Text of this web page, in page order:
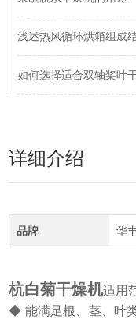
浅述热风循环烘箱组成
详细介绍
品牌 华
杭白菊干燥机适用
◆ 能满足根、茎、叶